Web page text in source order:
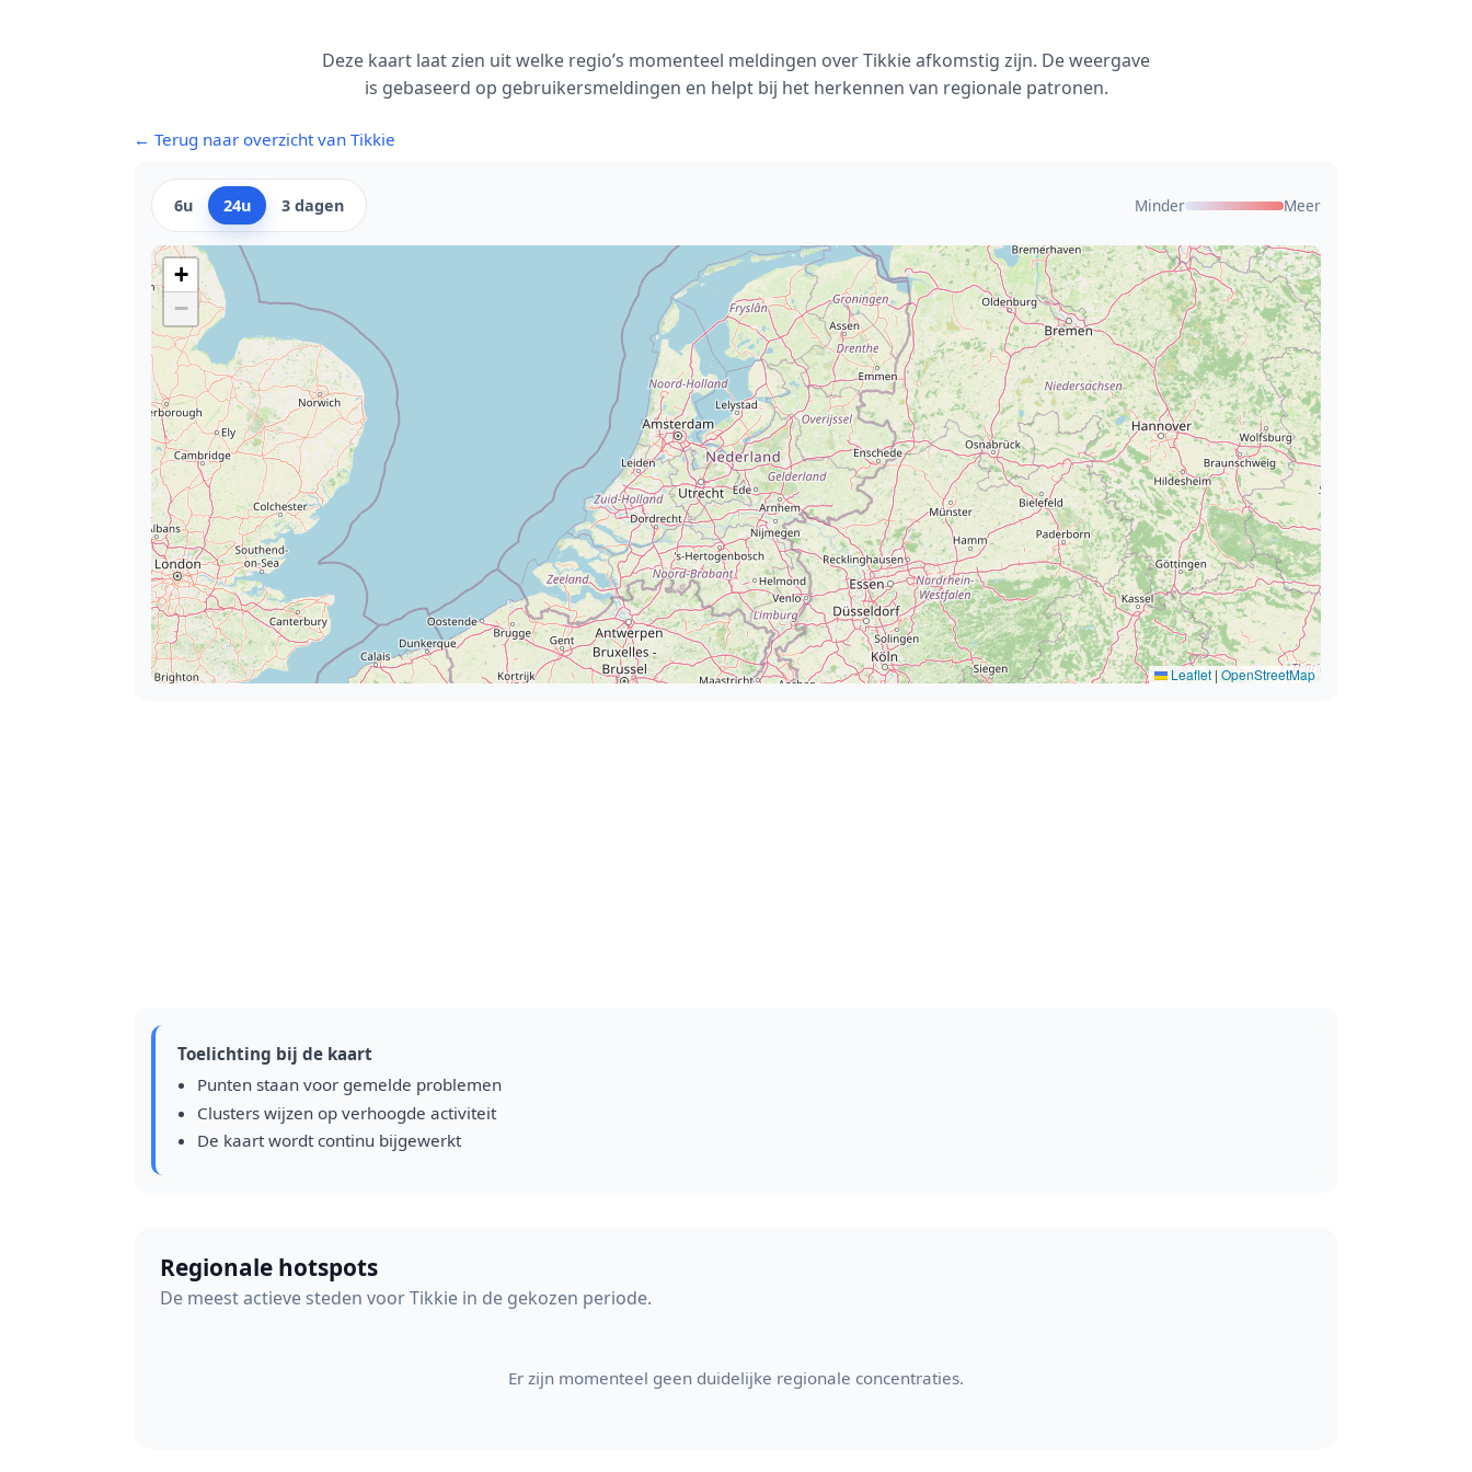
Deze kaart laat zien uit welke regio’s momenteel meldingen over Tikkie afkomstig zijn. De weergave
is gebaseerd op gebruikersmeldingen en helpt bij het herkennen van regionale patronen.
← Terug naar overzicht van Tikkie
6u 24u 3 dagen Minder Meer
+
−
Leaflet | OpenStreetMap
Toelichting bij de kaart
Punten staan voor gemelde problemen
Clusters wijzen op verhoogde activiteit
De kaart wordt continu bijgewerkt
Regionale hotspots
De meest actieve steden voor Tikkie in de gekozen periode.
Er zijn momenteel geen duidelijke regionale concentraties.